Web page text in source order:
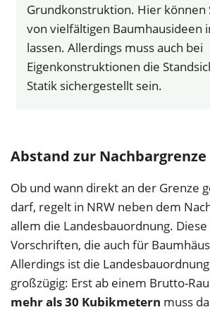
Grundkonstruktion. Hier können
von vielfältigen Baumhausideen
lassen. Allerdings muss auch bei
Eigenkonstruktionen die
Statik sichergestellt sein.
Abstand zur
Ob und wann direkt an der Grenze
darf, regelt in NRW neben dem
allem die Landesbauordnung.
Vorschriften, die auch für
Allerdings ist die
großzügig: Erst ab einem Brutto-
mehr als 30 Kubikmetern muss